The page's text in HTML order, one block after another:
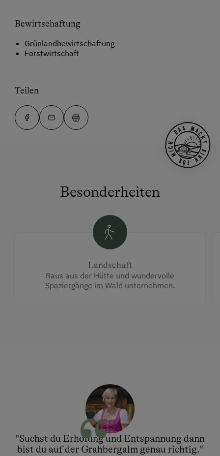
Bewirtschaftung
Grünlandbewirtschaftung
Forstwirtschaft
Teilen
Besonderheiten
Landschaft
Raus aus der Hütte und wundervolle
Spaziergänge im Wald unternehmen.
"Suchst du Erholung und Entspannung dann
bist du auf der Grahbergalm genau richtig."